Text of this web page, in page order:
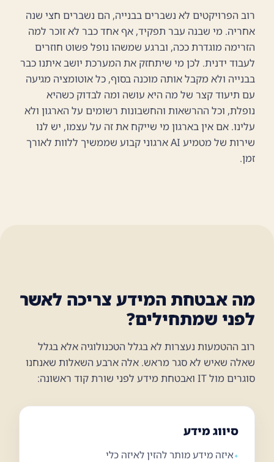
רוב הפרויקטים לא נשברים בבנייה, הם נשברים חצי שנה
אחריה. מי שבנה עבר תפקיד, אף אחד כבר לא זוכר למה
הזרימה מוגדרת ככה, וברגע שמשהו נופל פשוט חוזרים
לעבוד ידנית. לכן מי שיתחזק את המערכת יושב איתנו כבר
בבנייה ולא מקבל אותה מוכנה בסוף, כל אוטומציה מגיעה
עם תיעוד קצר של מה היא עושה ומה לבדוק כשהיא
נופלת, וכל ההרשאות והחשבונות רשומים על הארגון ולא
עלינו. אם אין בארגון מי שייקח את זה על עצמו, יש לנו
שירות של מטמיע AI ארגוני קבוע שממשיך ללוות לאורך
זמן.
מה אבטחת המידע צריכה לאשר
לפני שמתחילים?
רוב ההטמעות נעצרות לא בגלל הטכנולוגיה אלא בגלל
שאלה שאיש לא סגר מראש. אלה ארבע השאלות שאנחנו
סוגרים מול IT ואבטחת מידע לפני שורת קוד ראשונה:
סיווג מידע
איזה מידע מותר להזין לאיזה כלי